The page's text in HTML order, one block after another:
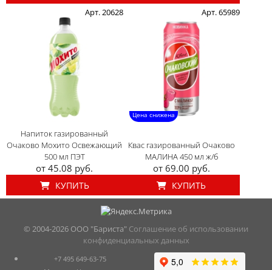
Арт. 20628
Напиток газированный
Очаково Мохито Освежающий
500 мл ПЭТ
от 45.08 руб.
КУПИТЬ
Цена снижена
Арт. 65989
Квас газированный Очаково
МАЛИНА 450 мл ж/б
от 69.00 руб.
КУПИТЬ
© 2004-2026 ООО "Бариста" Соглашение об использовании
конфиденциальных данных
+7 495 649-63-75